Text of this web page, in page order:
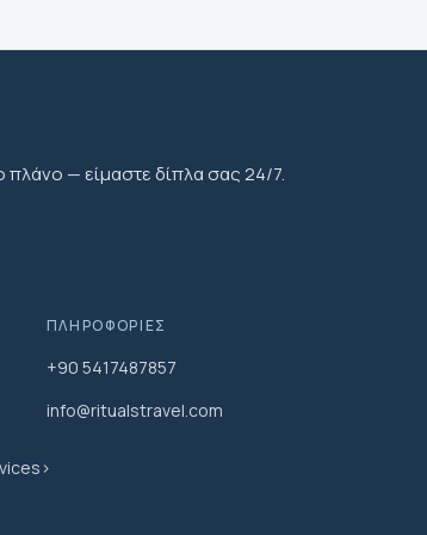
για ενήλικες και μεγαλύτερα παιδιά που είναι
η ξενάγηση έχει σχεδιαστεί με βάση τα
θα πρέπει να εξετάσουν αν τα
γεύσεις, ενώ τα μεγαλύτερα παιδιά και
την εμπειρία.
πλάνο — είμαστε δίπλα σας 24/7.
ΠΛΗΡΟΦΟΡΊΕΣ
+90 5417487857
info@ritualstravel.com